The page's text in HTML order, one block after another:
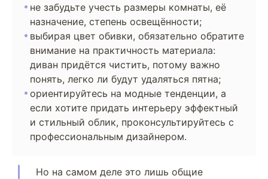
не забудьте учесть размеры комнаты, её
назначение, степень освещённости;
выбирая цвет обивки, обязательно обратите
внимание на практичность материала:
диван придётся чистить, потому важно
понять, легко ли будут удаляться пятна;
ориентируйтесь на модные тенденции, а
если хотите придать интерьеру эффектный
и стильный облик, проконсультируйтесь с
профессиональным дизайнером.
Но на самом деле это лишь общие